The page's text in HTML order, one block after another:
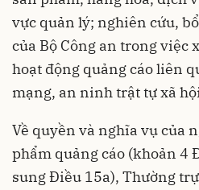
vực quản lý; nghiên cứu,
của Bộ Công an trong việc
hoạt động quảng cáo liên
mạng, an ninh trật tự xã
Về quyền và nghĩa vụ của
phẩm quảng cáo (khoản 4
sung Điều 15a), Thường